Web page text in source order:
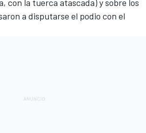
con la tuerca atascada) y sobre los
a disputarse el podio con el